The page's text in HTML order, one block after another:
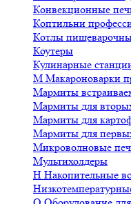
Конвекционные
Коптильни
Котлы
Коутеры
Кулинарные
М Макароноварки
Мармиты
Мармиты для
Мармиты для
Мармиты для
Микроволновые
Мультихолдеры
Н Накопительные